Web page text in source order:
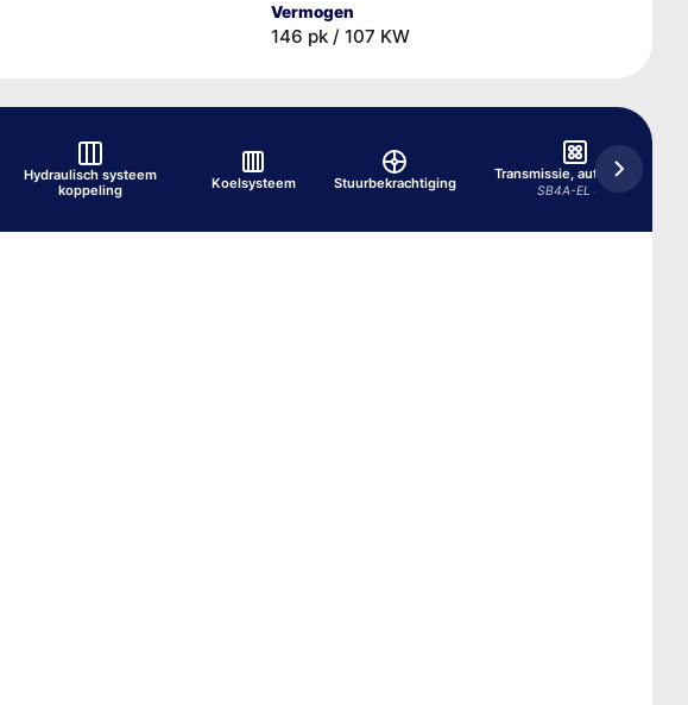
Vermogen
146 pk / 107 KW
Hydraulisch systeem
koppeling
Koelsysteem Stuurbekrachtiging
Transmissie, automatisch
SB4A-EL 4/1